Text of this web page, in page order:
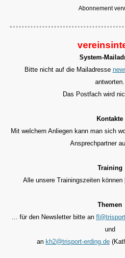
Abonnement
System-
Bitte nicht auf die Mailadresse
antworten.
Das Postfach wird
Kontakte
Mit welchem Anliegen kann man sich
Ansprechpartner
Training
Alle unsere Trainingszeiten können
Themen
... für den Newsletter bitte an
und
an kh2@trisport-erding.de